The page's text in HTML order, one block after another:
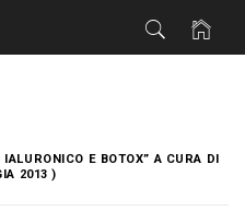
E BOTOX” A CURA DI
2013 )